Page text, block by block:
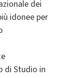
dei
idonee per
di Studio in